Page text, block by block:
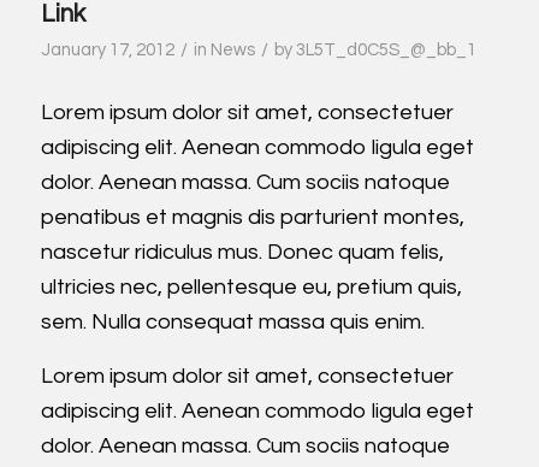
Link
January 17, 2012 / in News / by 3L5T_d0C5S_@_bb_1
Lorem ipsum dolor sit amet, consectetuer
adipiscing elit. Aenean commodo ligula eget
dolor. Aenean massa. Cum sociis natoque
penatibus et magnis dis parturient montes,
nascetur ridiculus mus. Donec quam felis,
ultricies nec, pellentesque eu, pretium quis,
sem. Nulla consequat massa quis enim.
Lorem ipsum dolor sit amet, consectetuer
adipiscing elit. Aenean commodo ligula eget
dolor. Aenean massa. Cum sociis natoque